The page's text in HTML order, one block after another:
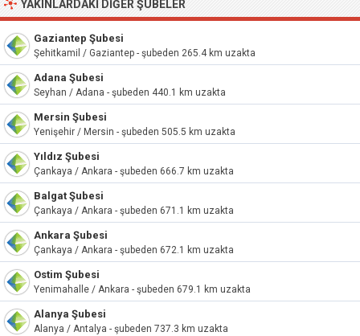
YAKINLARDAKI DIĞER ŞUBELER
Gaziantep Şubesi
Şehitkamil / Gaziantep - şubeden 265.4 km uzakta
Adana Şubesi
Seyhan / Adana - şubeden 440.1 km uzakta
Mersin Şubesi
Yenişehir / Mersin - şubeden 505.5 km uzakta
Yıldız Şubesi
Çankaya / Ankara - şubeden 666.7 km uzakta
Balgat Şubesi
Çankaya / Ankara - şubeden 671.1 km uzakta
Ankara Şubesi
Çankaya / Ankara - şubeden 672.1 km uzakta
Ostim Şubesi
Yenimahalle / Ankara - şubeden 679.1 km uzakta
Alanya Şubesi
Alanya / Antalya - şubeden 737.3 km uzakta